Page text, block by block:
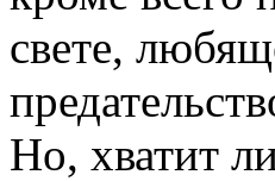
свете,
Но, хватит